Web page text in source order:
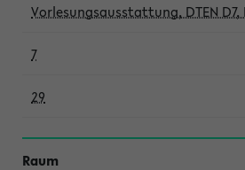
Vorlesungsausstattung, DTEN
7
29